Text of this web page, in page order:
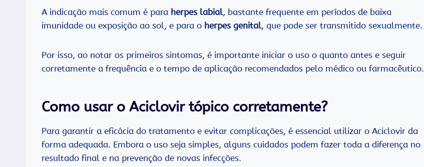
A indicação mais comum é para herpes labial, bastante frequente em períodos de baixa
imunidade ou exposição ao sol, e para o herpes genital, que pode ser transmitido sexualmente.
Por isso, ao notar os primeiros sintomas, é importante iniciar o uso o quanto antes e seguir
corretamente a frequência e o tempo de aplicação recomendados pelo médico ou farmacêutico.
Como usar o Aciclovir tópico corretamente?
Para garantir a eficácia do tratamento e evitar complicações, é essencial utilizar o Aciclovir da
forma adequada. Embora o uso seja simples, alguns cuidados podem fazer toda a diferença no
resultado final e na prevenção de novas infecções.